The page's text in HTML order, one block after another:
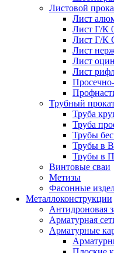
Листовой
Лист
Лист Г/К
Лист Г/К
Лист
Лист
Лист
Трубный
Труба
Труба
Трубы
Трубы в
Трубы в
Винтовые сваи
Метизы
Фасонные
Металлоконструкции
Антидроновая
Арматурная
Арматурные